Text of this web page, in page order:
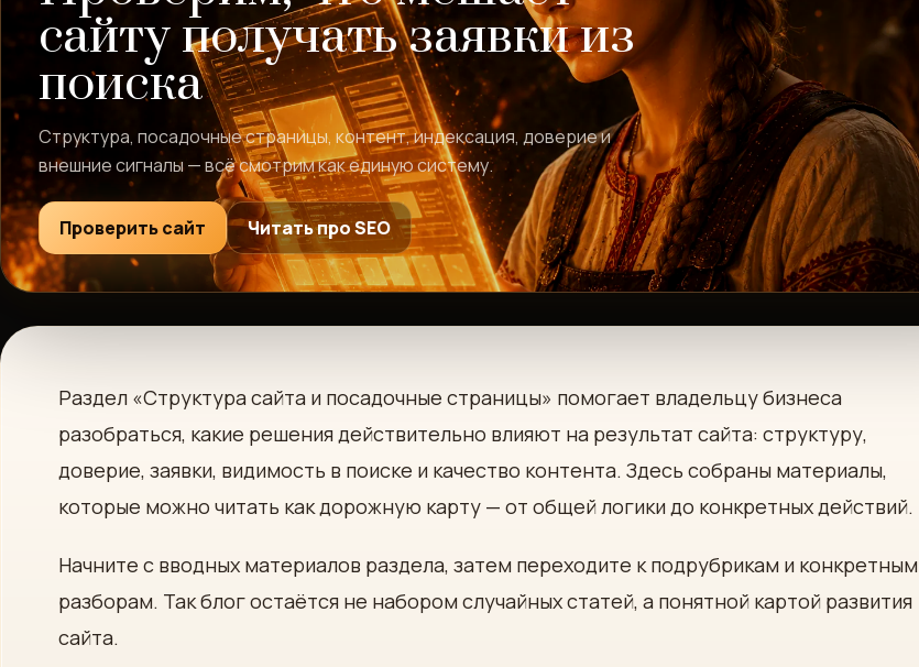
сайту получать заявки из
поиска
Структура, посадочные страницы, контент, индексация, доверие и
внешние сигналы — всё смотрим как единую систему.
Проверить сайт Читать про SEO
Раздел «Структура сайта и посадочные страницы» помогает владельцу бизнеса
разобраться, какие решения действительно влияют на результат сайта: структуру,
доверие, заявки, видимость в поиске и качество контента. Здесь собраны материалы,
которые можно читать как дорожную карту — от общей логики до конкретных действий.
Начните с вводных материалов раздела, затем переходите к подрубрикам и конкретным
разборам. Так блог остаётся не набором случайных статей, а понятной картой развития
сайта.